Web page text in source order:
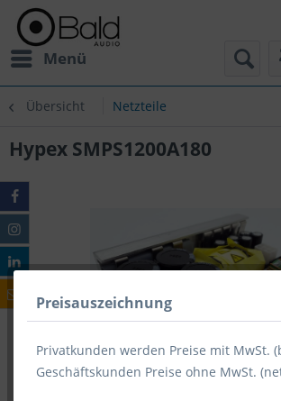
Menü
Übersicht Netzteile
Hypex SMPS1200A180
Preisauszeichnung
Privatkunden werden Preise mit MwSt.
Geschäftskunden Preise ohne MwSt.